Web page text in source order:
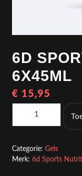
6D
6X45ML
€ 15,95
6d Sports Gel Mango
Categorie: Gels
Merk: 6d Sports